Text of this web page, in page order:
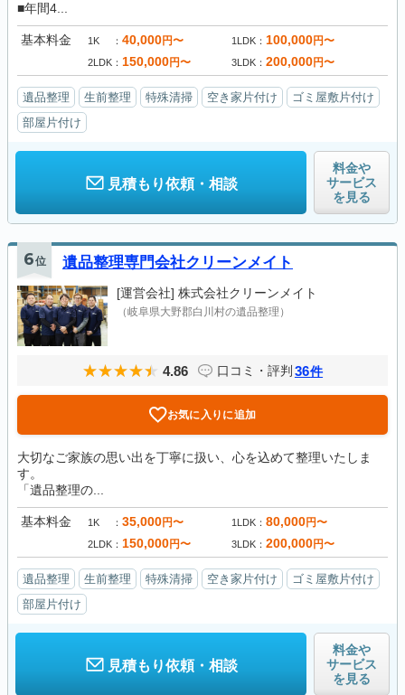
■年間4...
基本料金 1K 40,000円〜 1LDK 100,000円〜
2LDK 150,000円〜 3LDK 200,000円〜
遺品整理 生前整理 特殊清掃 空き家片付け
ゴミ屋敷片付け
部屋片付け
見積もり依頼・相談
料金や
サービス
を見る
6位 遺品整理専門会社クリーンメイト
[運営会社] 株式会社クリーンメイト
（岐阜県大野郡白川村の遺品整理）
4.86 口コミ・評判 36件
お気に入りに追加
大切なご家族の思い出を丁寧に扱い、心を込めて整理いたしま
す。
「遺品整理の...
基本料金 1K 35,000円〜 1LDK 80,000円〜
2LDK 150,000円〜 3LDK 200,000円〜
遺品整理 生前整理 特殊清掃 空き家片付け
ゴミ屋敷片付け
部屋片付け
見積もり依頼・相談
料金や
サービス
を見る